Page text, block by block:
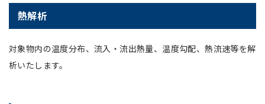
熱解析
対象物内の温度分布、流入・流出熱量、温度勾配、熱流速等を解
析いたします。